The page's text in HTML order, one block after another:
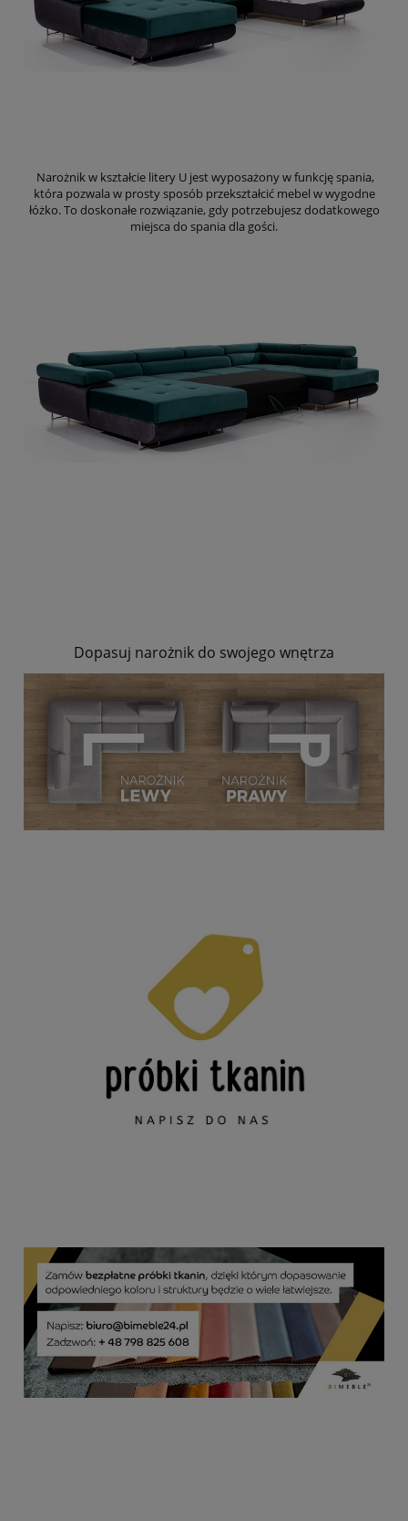
Narożnik w kształcie litery U jest wyposażony w funkcję spania,
która pozwala w prosty sposób przekształcić mebel w wygodne
łóżko. To doskonałe rozwiązanie, gdy potrzebujesz dodatkowego
miejsca do spania dla gości.
Dopasuj narożnik do swojego wnętrza